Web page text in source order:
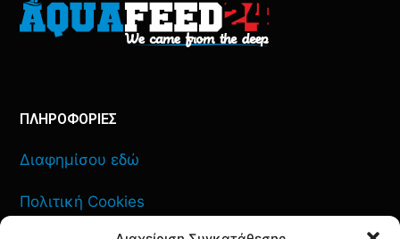
ΠΛΗΡΟΦΟΡΙΕΣ
Διαφημίσου εδώ
Πολιτική Cookies